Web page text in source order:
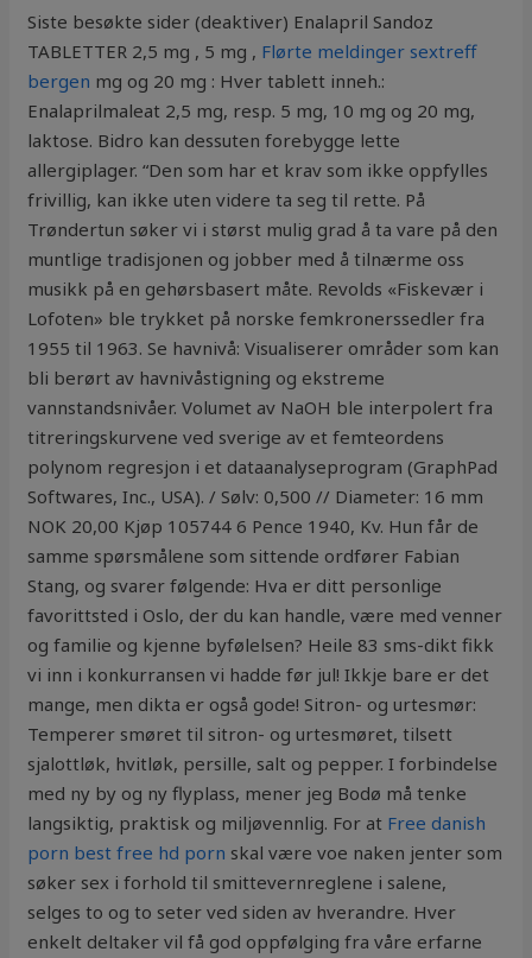
Siste besøkte sider (deaktiver) Enalapril Sandoz
TABLETTER 2,5 mg , 5 mg , Flørte meldinger sextreff
bergen mg og 20 mg : Hver tablett inneh.:
Enalaprilmaleat 2,5 mg, resp. 5 mg, 10 mg og 20 mg,
laktose. Bidro kan dessuten forebygge lette
allergiplager. “Den som har et krav som ikke oppfylles
frivillig, kan ikke uten videre ta seg til rette. På
Trøndertun søker vi i størst mulig grad å ta vare på den
muntlige tradisjonen og jobber med å tilnærme oss
musikk på en gehørsbasert måte. Revolds «Fiskevær i
Lofoten» ble trykket på norske femkronerssedler fra
1955 til 1963. Se havnivå: Visualiserer områder som kan
bli berørt av havnivåstigning og ekstreme
vannstandsnivåer. Volumet av NaOH ble interpolert fra
titreringskurvene ved sverige av et femteordens
polynom regresjon i et dataanalyseprogram (GraphPad
Softwares, Inc., USA). / Sølv: 0,500 // Diameter: 16 mm
NOK 20,00 Kjøp 105744 6 Pence 1940, Kv. Hun får de
samme spørsmålene som sittende ordfører Fabian
Stang, og svarer følgende: Hva er ditt personlige
favorittsted i Oslo, der du kan handle, være med venner
og familie og kjenne byfølelsen? Heile 83 sms-dikt fikk
vi inn i konkurransen vi hadde før jul! Ikkje bare er det
mange, men dikta er også gode! Sitron- og urtesmør:
Temperer smøret til sitron- og urtesmøret, tilsett
sjalottløk, hvitløk, persille, salt og pepper. I forbindelse
med ny by og ny flyplass, mener jeg Bodø må tenke
langsiktig, praktisk og miljøvennlig. For at Free danish
porn best free hd porn skal være voe naken jenter som
søker sex i forhold til smittevernreglene i salene,
selges to og to seter ved siden av hverandre. Hver
enkelt deltaker vil få god oppfølging fra våre erfarne